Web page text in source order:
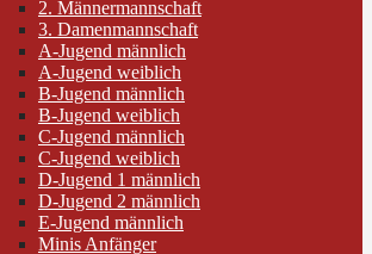
2. Männermannschaft
3. Damenmannschaft
A-Jugend männlich
A-Jugend weiblich
B-Jugend männlich
B-Jugend weiblich
C-Jugend männlich
C-Jugend weiblich
D-Jugend 1 männlich
D-Jugend 2 männlich
E-Jugend männlich
Minis Anfänger